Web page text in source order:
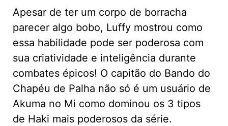
Apesar de ter um corpo de borracha
parecer algo bobo, Luffy mostrou como
essa habilidade pode ser poderosa com
sua criatividade e inteligência durante
combates épicos! O capitão do Bando do
Chapéu de Palha não só é um usuário de
Akuma no Mi como dominou os 3 tipos
de Haki mais poderosos da série.